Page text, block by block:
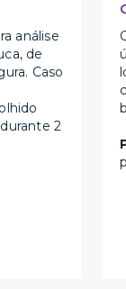
análise
de
Caso
2